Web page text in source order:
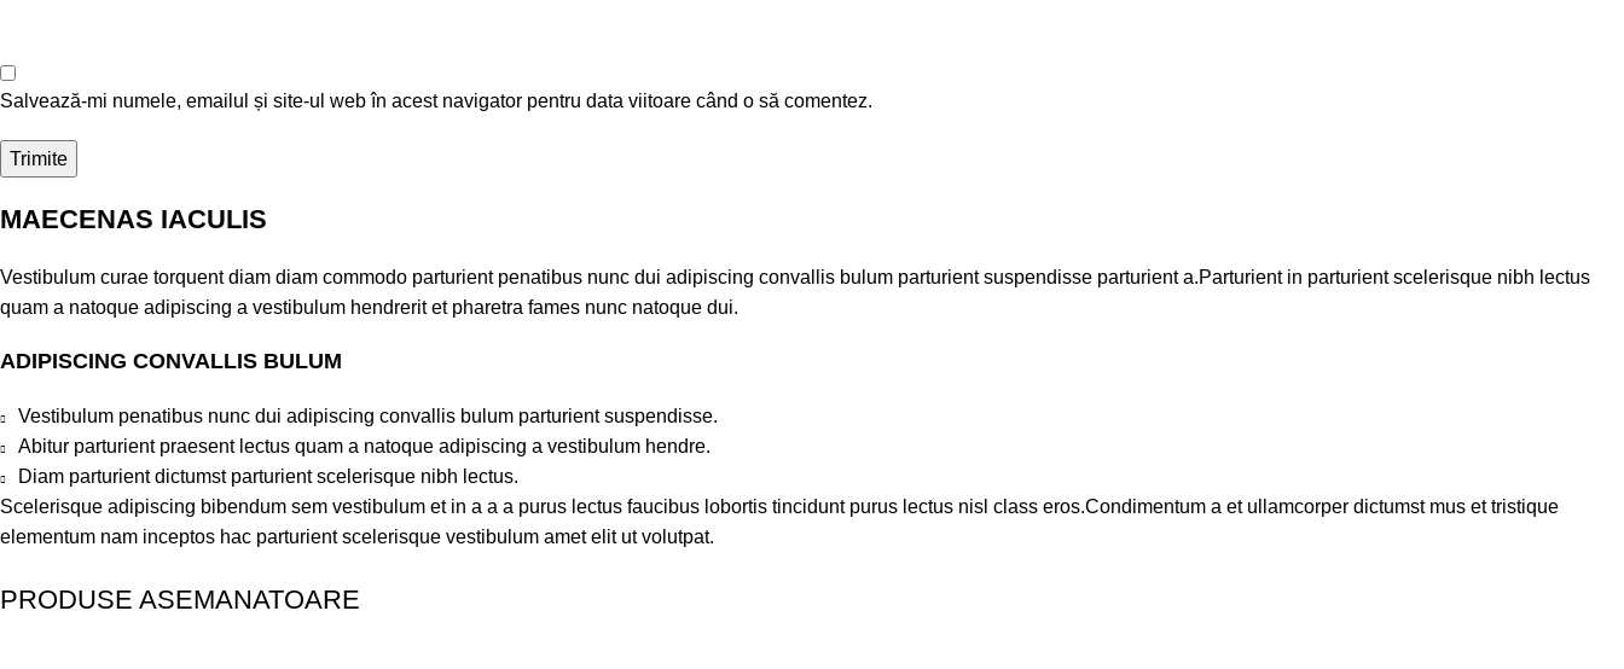
Salvează-mi numele, emailul și site-ul web în acest navigator pentru data viitoare când o să comentez.
MAECENAS IACULIS
Vestibulum curae torquent diam diam commodo parturient penatibus nunc dui adipiscing convallis bulum parturient suspendisse parturient a.Parturient in parturient scelerisque nibh lectus
quam a natoque adipiscing a vestibulum hendrerit et pharetra fames nunc natoque dui.
ADIPISCING CONVALLIS BULUM
Vestibulum penatibus nunc dui adipiscing convallis bulum parturient suspendisse.
Abitur parturient praesent lectus quam a natoque adipiscing a vestibulum hendre.
Diam parturient dictumst parturient scelerisque nibh lectus.
Scelerisque adipiscing bibendum sem vestibulum et in a a a purus lectus faucibus lobortis tincidunt purus lectus nisl class eros.Condimentum a et ullamcorper dictumst mus et tristique
elementum nam inceptos hac parturient scelerisque vestibulum amet elit ut volutpat.
PRODUSE ASEMANATOARE